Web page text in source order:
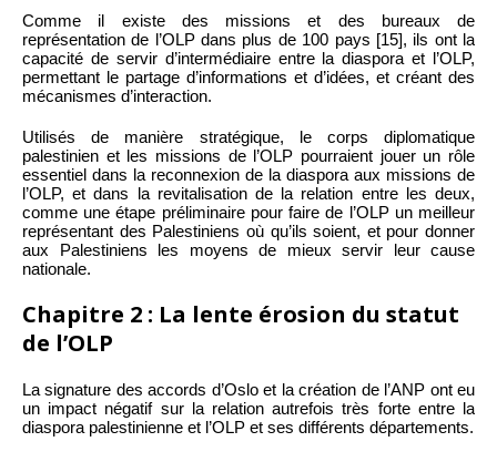
Comme il existe des missions et des bureaux de
représentation de l’OLP dans plus de 100 pays [15], ils ont la
capacité de servir d’intermédiaire entre la diaspora et l’OLP,
permettant le partage d’informations et d’idées, et créant des
mécanismes d’interaction.
Utilisés de manière stratégique, le corps diplomatique
palestinien et les missions de l’OLP pourraient jouer un rôle
essentiel dans la reconnexion de la diaspora aux missions de
l’OLP, et dans la revitalisation de la relation entre les deux,
comme une étape préliminaire pour faire de l’OLP un meilleur
représentant des Palestiniens où qu’ils soient, et pour donner
aux Palestiniens les moyens de mieux servir leur cause
nationale.
Chapitre 2 : La lente érosion du statut
de l’OLP
La signature des accords d’Oslo et la création de l’ANP ont eu
un impact négatif sur la relation autrefois très forte entre la
diaspora palestinienne et l’OLP et ses différents départements.